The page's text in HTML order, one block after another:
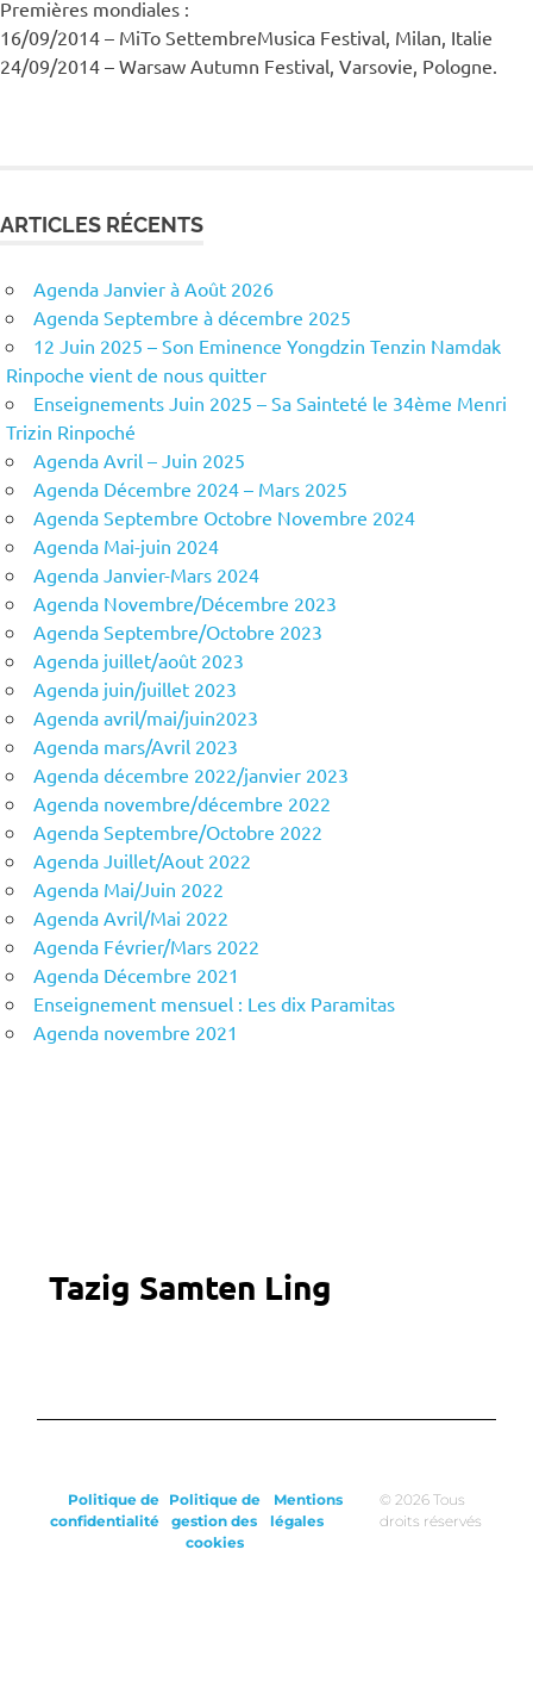
Premières mondiales :
16/09/2014 – MiTo SettembreMusica Festival, Milan, Italie
24/09/2014 – Warsaw Autumn Festival, Varsovie, Pologne.
ARTICLES RÉCENTS
Agenda Janvier à Août 2026
Agenda Septembre à décembre 2025
12 Juin 2025 – Son Eminence Yongdzin Tenzin Namdak
Rinpoche vient de nous quitter
Enseignements Juin 2025 – Sa Sainteté le 34ème Menri
Trizin Rinpoché
Agenda Avril – Juin 2025
Agenda Décembre 2024 – Mars 2025
Agenda Septembre Octobre Novembre 2024
Agenda Mai-juin 2024
Agenda Janvier-Mars 2024
Agenda Novembre/Décembre 2023
Agenda Septembre/Octobre 2023
Agenda juillet/août 2023
Agenda juin/juillet 2023
Agenda avril/mai/juin2023
Agenda mars/Avril 2023
Agenda décembre 2022/janvier 2023
Agenda novembre/décembre 2022
Agenda Septembre/Octobre 2022
Agenda Juillet/Aout 2022
Agenda Mai/Juin 2022
Agenda Avril/Mai 2022
Agenda Février/Mars 2022
Agenda Décembre 2021
Enseignement mensuel : Les dix Paramitas
Agenda novembre 2021
Tazig Samten Ling
Politique de
confidentialité
Politique de
gestion des
cookies
Mentions
légales
© 2026 Tous
droits réservés